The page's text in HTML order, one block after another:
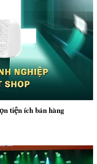
tiện ích bán hàng